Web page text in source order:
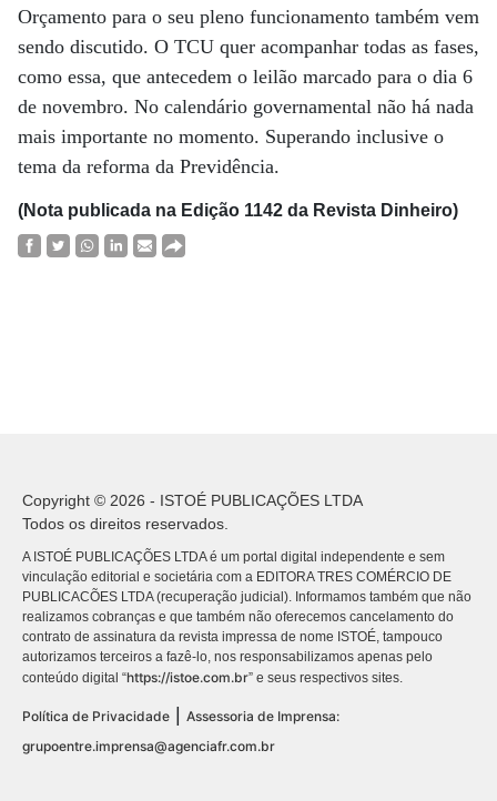
Orçamento para o seu pleno funcionamento também vem
sendo discutido. O TCU quer acompanhar todas as fases,
como essa, que antecedem o leilão marcado para o dia 6
de novembro. No calendário governamental não há nada
mais importante no momento. Superando inclusive o
tema da reforma da Previdência.
(Nota publicada na Edição 1142 da Revista Dinheiro)
Copyright © 2026 - ISTOÉ PUBLICAÇÕES LTDA
Todos os direitos reservados.
A ISTOÉ PUBLICAÇÕES LTDA é um portal digital independente e sem
vinculação editorial e societária com a EDITORA TRES COMÉRCIO DE
PUBLICACÕES LTDA (recuperação judicial). Informamos também que não
realizamos cobranças e que também não oferecemos cancelamento do
contrato de assinatura da revista impressa de nome ISTOÉ, tampouco
autorizamos terceiros a fazê-lo, nos responsabilizamos apenas pelo
conteúdo digital “https://istoe.com.br” e seus respectivos sites.
Política de Privacidade
Assessoria de Imprensa:
grupoentre.imprensa@agenciafr.com.br